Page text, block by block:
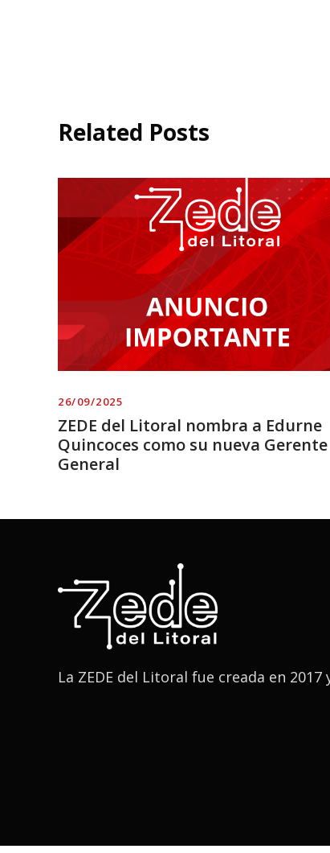
Related Posts
26/09/2025
ZEDE del Litoral nombra a Edurne
Quincoces como su nueva Gerente
General
La ZEDE del Litoral fue creada en